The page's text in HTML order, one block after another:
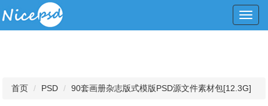
首页 PSD 90套画册杂志版式模版PSD源文件素材包[12.3G]